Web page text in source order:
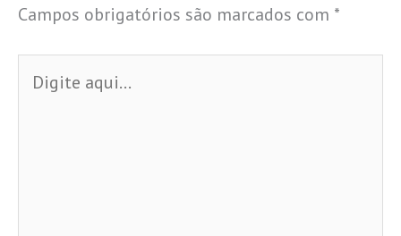
Campos obrigatórios são marcados com *
aqui...